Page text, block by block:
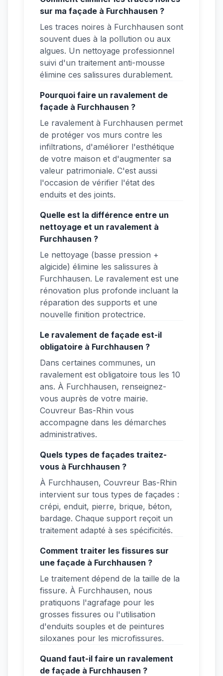
sur ma façade à Furchhausen ?
Les traces noires à Furchhausen sont
souvent dues à la pollution ou aux
algues. Un nettoyage professionnel
suivi d'un traitement anti-mousse
élimine ces salissures durablement.
Pourquoi faire un ravalement de
façade à Furchhausen ?
Le ravalement à Furchhausen permet
de protéger vos murs contre les
infiltrations, d'améliorer l'esthétique
de votre maison et d'augmenter sa
valeur patrimoniale. C'est aussi
l'occasion de vérifier l'état des
enduits et des joints.
Quelle est la différence entre un
nettoyage et un ravalement à
Furchhausen ?
Le nettoyage (basse pression +
algicide) élimine les salissures à
Furchhausen. Le ravalement est une
rénovation plus profonde incluant la
réparation des supports et une
nouvelle finition protectrice.
Le ravalement de façade est-il
obligatoire à Furchhausen ?
Dans certaines communes, un
ravalement est obligatoire tous les 10
ans. À Furchhausen, renseignez-
vous auprès de votre mairie.
Couvreur Bas-Rhin vous
accompagne dans les démarches
administratives.
Quels types de façades traitez-
vous à Furchhausen ?
À Furchhausen, Couvreur Bas-Rhin
intervient sur tous types de façades :
crépi, enduit, pierre, brique, béton,
bardage. Chaque support reçoit un
traitement adapté à ses spécificités.
Comment traiter les fissures sur
une façade à Furchhausen ?
Le traitement dépend de la taille de la
fissure. À Furchhausen, nous
pratiquons l'agrafage pour les
grosses fissures ou l'utilisation
d'enduits souples et de peintures
siloxanes pour les microfissures.
Quand faut-il faire un ravalement
de façade à Furchhausen ?